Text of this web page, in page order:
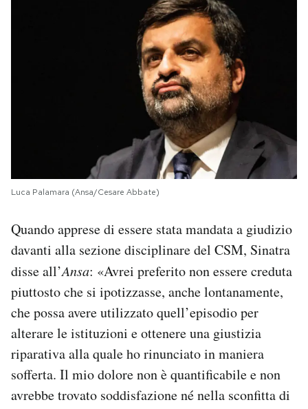
Luca Palamara (Ansa/Cesare Abbate)
Quando apprese di essere stata mandata a giudizio
davanti alla sezione disciplinare del CSM, Sinatra
disse all’Ansa: «Avrei preferito non essere creduta
piuttosto che si ipotizzasse, anche lontanamente,
che possa avere utilizzato quell’episodio per
alterare le istituzioni e ottenere una giustizia
riparativa alla quale ho rinunciato in maniera
sofferta. Il mio dolore non è quantificabile e non
avrebbe trovato soddisfazione né nella sconfitta di